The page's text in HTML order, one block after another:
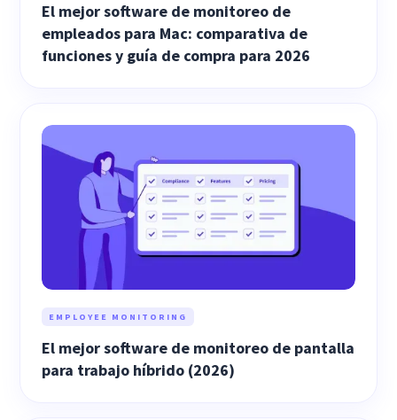
El mejor software de monitoreo de
empleados para Mac: comparativa de
funciones y guía de compra para 2026
EMPLOYEE MONITORING
El mejor software de monitoreo de pantalla
para trabajo híbrido (2026)